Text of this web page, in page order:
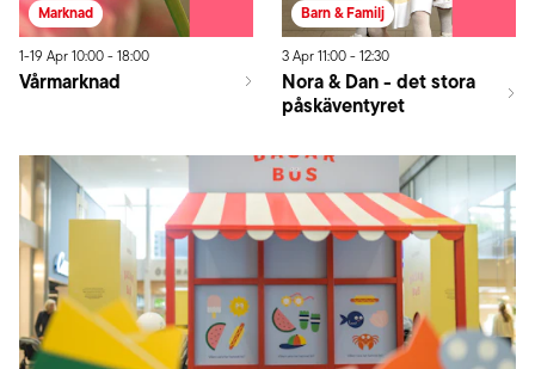
Marknad
1-19 Apr10:00-18:00
Vårmarknad
Barn & Familj
3Apr11:00-12:30
Nora & Dan - det stora
påskäventyret